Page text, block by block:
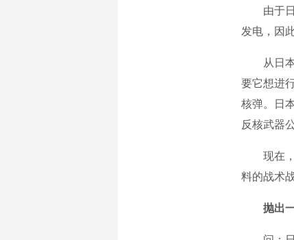
由于日
发电，因
从日本
要它想进
核弹。日
反核武器
现在，
料的战术
抛出